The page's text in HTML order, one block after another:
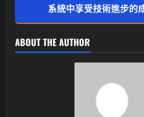
系統中享受技術進步的
ABOUT THE AUTHOR